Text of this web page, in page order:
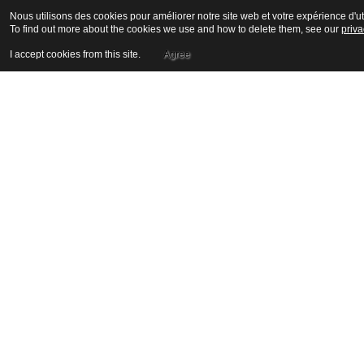
Nous utilisons des cookies pour améliorer notre site web et votre expérience
To find out more about the cookies we use and how to delete them, see our
I accept cookies from this site. Agree